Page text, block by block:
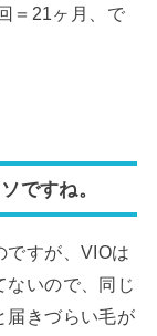
＝21ヶ月、で
ですね。
ですが、VIOは
ないので、同じ
届きづらい毛が